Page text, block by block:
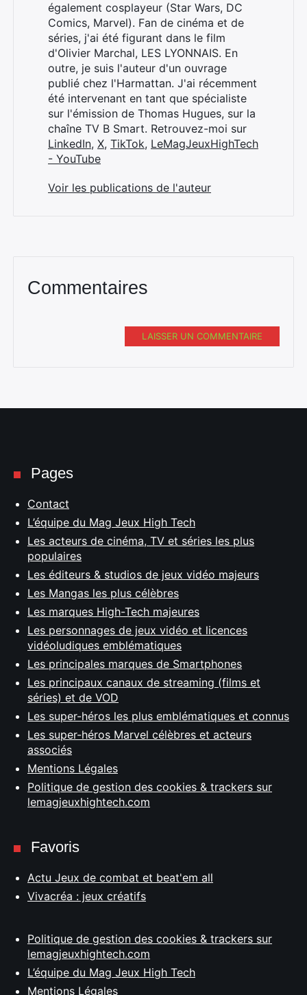
également cosplayeur (Star Wars, DC
Comics, Marvel). Fan de cinéma et de
séries, j'ai été figurant dans le film
d'Olivier Marchal, LES LYONNAIS. En
outre, je suis l'auteur d'un ouvrage
publié chez l'Harmattan. J'ai récemment
été intervenant en tant que spécialiste
sur l'émission de Thomas Hugues, sur la
chaîne TV B Smart. Retrouvez-moi sur
LinkedIn, X, TikTok, LeMagJeuxHighTech
- YouTube
Voir les publications de l'auteur
Commentaires
LAISSER UN COMMENTAIRE
Pages
Contact
L’équipe du Mag Jeux High Tech
Les acteurs de cinéma, TV et séries les plus
populaires
Les éditeurs & studios de jeux vidéo majeurs
Les Mangas les plus célèbres
Les marques High-Tech majeures
Les personnages de jeux vidéo et licences
vidéoludiques emblématiques
Les principales marques de Smartphones
Les principaux canaux de streaming (films et
séries) et de VOD
Les super-héros les plus emblématiques et connus
Les super-héros Marvel célèbres et acteurs
associés
Mentions Légales
Politique de gestion des cookies & trackers sur
lemagjeuxhightech.com
Favoris
Actu Jeux de combat et beat'em all
Vivacréa : jeux créatifs
Politique de gestion des cookies & trackers sur
lemagjeuxhightech.com
L’équipe du Mag Jeux High Tech
Mentions Légales